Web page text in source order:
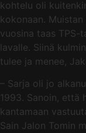
kohtelu oli
kokonaan.
vuosina taas TPS-
lavalle. Siinä
tulee ja menee,
– Sarja oli jo
1993. Sanoin, että
kantamaan
Sain Jalon Tomin